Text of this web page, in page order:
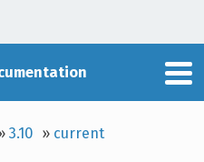
3.10 » current